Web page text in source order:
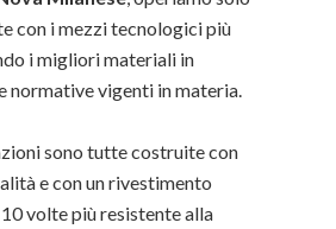
con i mezzi tecnologici più
i migliori materiali in
normative vigenti in materia.
sono tutte costruite con
e con un rivestimento
volte più resistente alla